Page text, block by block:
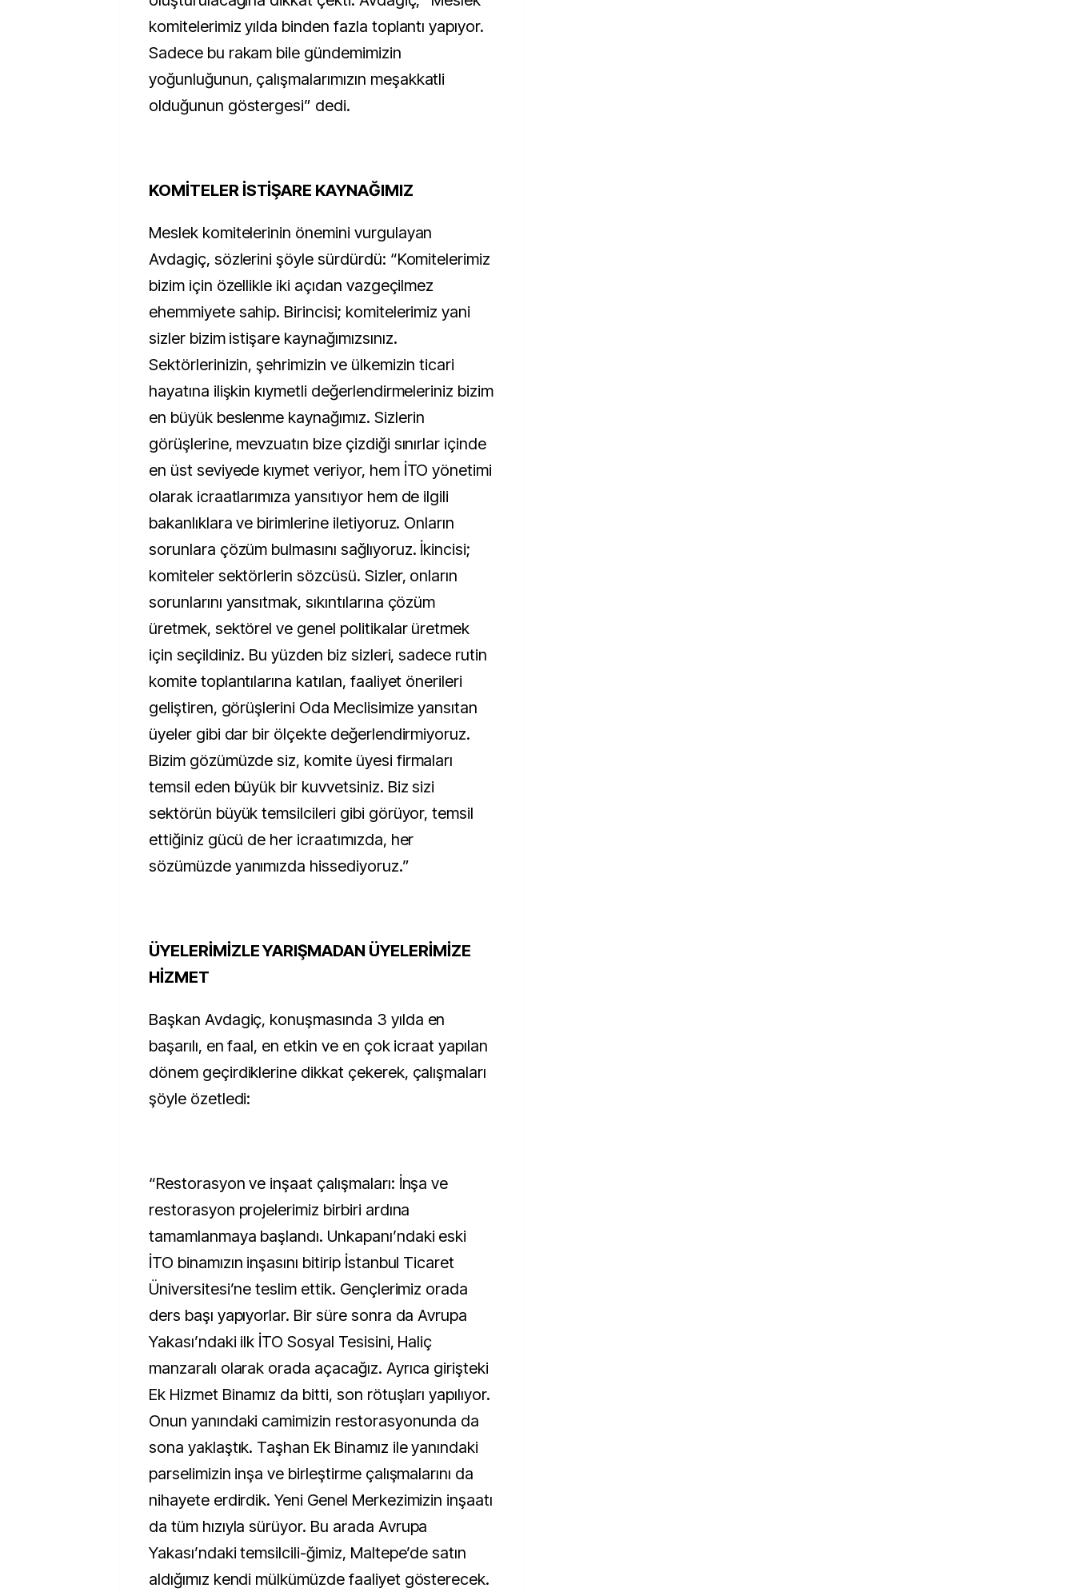
komitelerimiz yılda binden fazla toplantı yapıyor.
Sadece bu rakam bile gündemimizin
yoğunluğunun, çalışmalarımızın meşakkatli
olduğunun göstergesi” dedi.
KOMİTELER İSTİŞARE KAYNAĞIMIZ
Meslek komitelerinin önemini vurgulayan
Avdagiç, sözlerini şöyle sürdürdü: “Komitelerimiz
bizim için özellikle iki açıdan vazgeçilmez
ehemmiyete sahip. Birincisi; komitelerimiz yani
sizler bizim istişare kaynağımızsınız.
Sektörlerinizin, şehrimizin ve ülkemizin ticari
hayatına ilişkin kıymetli değerlendirmeleriniz bizim
en büyük beslenme kaynağımız. Sizlerin
görüşlerine, mevzuatın bize çizdiği sınırlar içinde
en üst seviyede kıymet veriyor, hem İTO yönetimi
olarak icraatlarımıza yansıtıyor hem de ilgili
bakanlıklara ve birimlerine iletiyoruz. Onların
sorunlara çözüm bulmasını sağlıyoruz. İkincisi;
komiteler sektörlerin sözcüsü. Sizler, onların
sorunlarını yansıtmak, sıkıntılarına çözüm
üretmek, sektörel ve genel politikalar üretmek
için seçildiniz. Bu yüzden biz sizleri, sadece rutin
komite toplantılarına katılan, faaliyet önerileri
geliştiren, görüşlerini Oda Meclisimize yansıtan
üyeler gibi dar bir ölçekte değerlendirmiyoruz.
Bizim gözümüzde siz, komite üyesi firmaları
temsil eden büyük bir kuvvetsiniz. Biz sizi
sektörün büyük temsilcileri gibi görüyor, temsil
ettiğiniz gücü de her icraatımızda, her
sözümüzde yanımızda hissediyoruz.”
ÜYELERİMİZLE YARIŞMADAN ÜYELERİMİZE
HİZMET
Başkan Avdagiç, konuşmasında 3 yılda en
başarılı, en faal, en etkin ve en çok icraat yapılan
dönem geçirdiklerine dikkat çekerek, çalışmaları
şöyle özetledi:
“Restorasyon ve inşaat çalışmaları: İnşa ve
restorasyon projelerimiz birbiri ardına
tamamlanmaya başlandı. Unkapanı’ndaki eski
İTO binamızın inşasını bitirip İstanbul Ticaret
Üniversitesi’ne teslim ettik. Gençlerimiz orada
ders başı yapıyorlar. Bir süre sonra da Avrupa
Yakası’ndaki ilk İTO Sosyal Tesisini, Haliç
manzaralı olarak orada açacağız. Ayrıca girişteki
Ek Hizmet Binamız da bitti, son rötuşları yapılıyor.
Onun yanındaki camimizin restorasyonunda da
sona yaklaştık. Taşhan Ek Binamız ile yanındaki
parselimizin inşa ve birleştirme çalışmalarını da
nihayete erdirdik. Yeni Genel Merkezimizin inşaatı
da tüm hızıyla sürüyor. Bu arada Avrupa
Yakası’ndaki temsilcili-ğimiz, Maltepe’de satın
aldığımız kendi mülkümüzde faaliyet gösterecek.